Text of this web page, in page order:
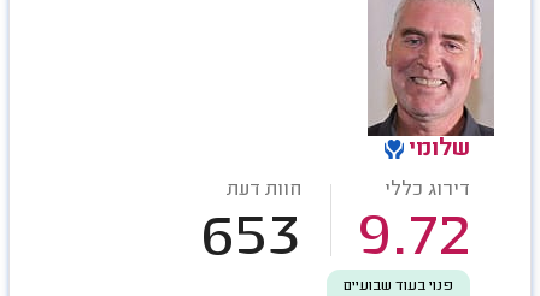
שלומי
דירוג כללי
9.72
חוות דעת
653
פנוי בעוד שבועיים